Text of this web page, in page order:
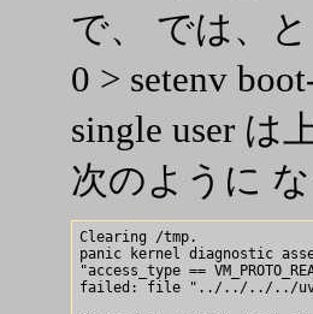
で、 では、
0 > setenv
single user は
次のように
Clearing /tmp.
panic kernel diagnostic
"access_type ==
failed: file "../../../../uvm/